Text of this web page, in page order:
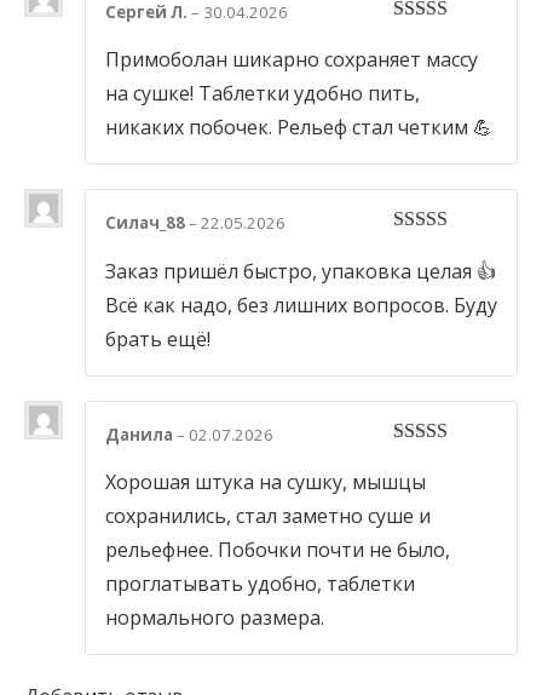
Сергей Л. – 30.04.2026
Примоболан шикарно сохраняет массу
на сушке! Таблетки удобно пить,
никаких побочек. Рельеф стал четким 💪
Силач_88– 22.05.2026
Заказ пришёл быстро, упаковка целая 👍
Всё как надо, без лишних вопросов. Буду
брать ещё!
Данила – 02.07.2026
Хорошая штука на сушку, мышцы
сохранились, стал заметно суше и
рельефнее. Побочки почти не было,
проглатывать удобно, таблетки
нормального размера.